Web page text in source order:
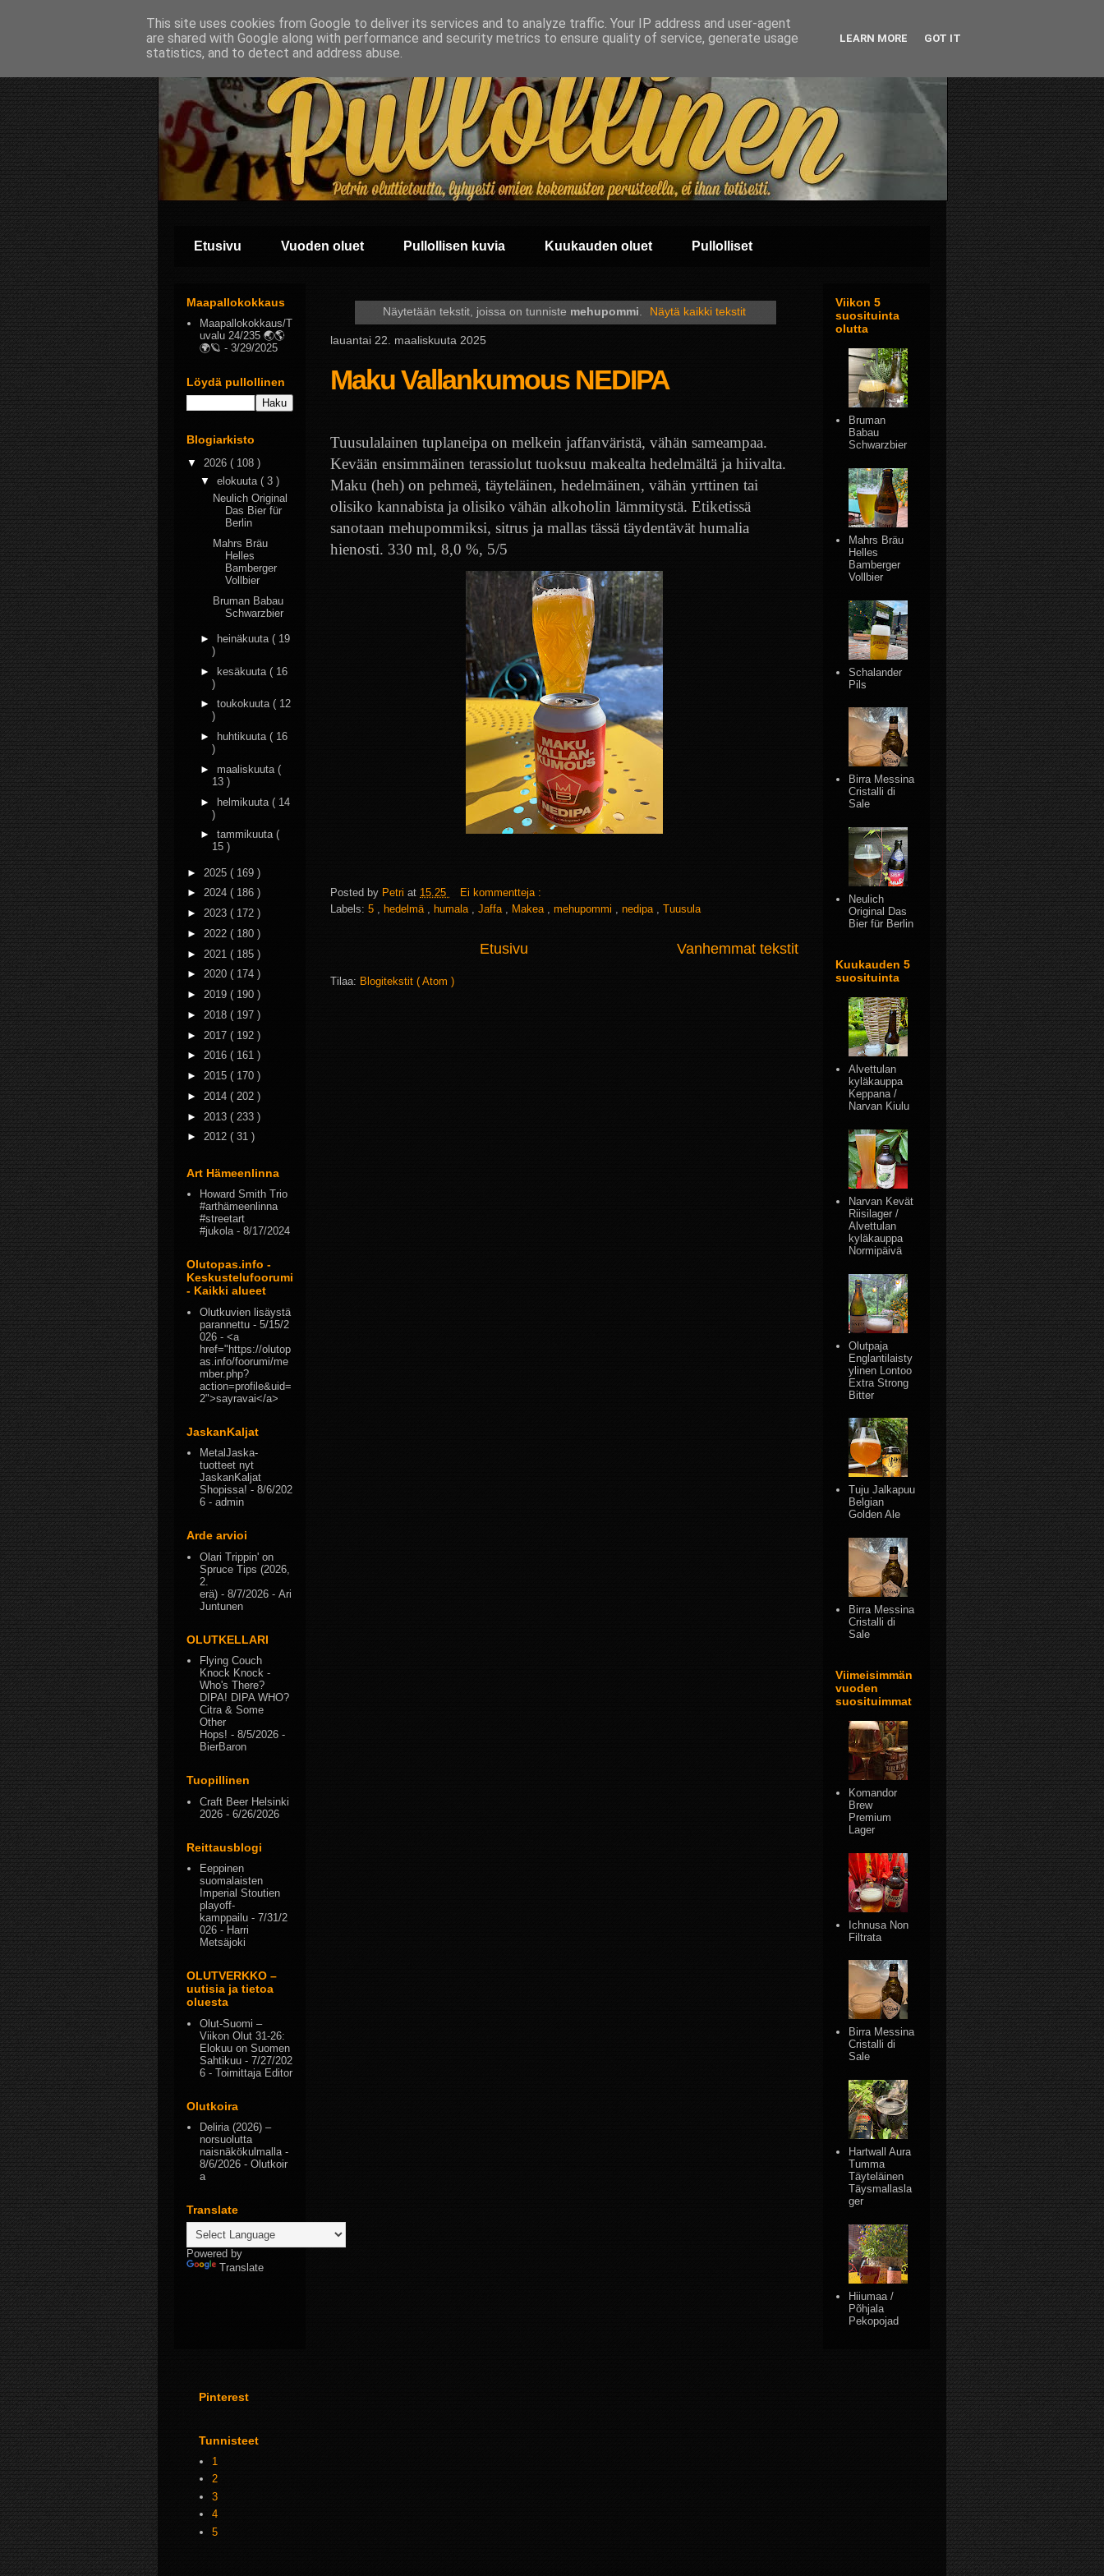
Etusivu Vuoden oluet Pullollisen kuvia Kuukauden oluet Pullolliset
Näytetään tekstit, joissa on tunniste mehupommi. Näytä kaikki tekstit
lauantai 22. maaliskuuta 2025
Maku Vallankumous NEDIPA
Tuusulalainen tuplaneipa on melkein jaffanväristä, vähän sameampaa.
Kevään ensimmäinen terassiolut tuoksuu makealta hedelmältä ja hiivalta.
Maku (heh) on pehmeä, täyteläinen, hedelmäinen, vähän yrttinen tai
olisiko kannabista ja olisiko vähän alkoholin lämmitystä. Etiketissä
sanotaan mehupommiksi, sitrus ja mallas tässä täydentävät humalia
hienosti. 330 ml, 8,0 %, 5/5
Posted by Petri at 15.25
Ei kommentteja :
Labels: 5 hedelmä humala Jaffa Makea mehupommi nedipa Tuusula
Vanhemmat tekstit
Etusivu
Tilaa: Blogitekstit ( Atom )
Maapallokokkaus
Maapallokokkaus/T
uvalu 24/235 🌏🌎
🌍🪐 - 3/29/2025
Löydä pullollinen
Blogiarkisto
▼ 2026 ( 108 )
▼ elokuuta ( 3 )
Neulich Original
Das Bier für
Berlin
Mahrs Bräu
Helles
Bamberger
Vollbier
Bruman Babau
Schwarzbier
► heinäkuuta ( 19
)
► kesäkuuta ( 16
)
► toukokuuta ( 12
)
►
huhtikuuta ( 16
)
► maaliskuuta (
13 )
► helmikuuta ( 14
)
► tammikuuta (
15 )
► 2025 ( 169 )
► 2024 ( 186 )
► 2023 ( 172 )
► 2022 ( 180 )
► 2021 ( 185 )
► 2020 ( 174 )
► 2019 ( 190 )
► 2018 ( 197 )
► 2017 ( 192 )
► 2016 ( 161 )
► 2015 ( 170 )
► 2014 ( 202 )
► 2013 ( 233 )
► 2012 ( 31 )
Art Hämeenlinna
Howard Smith Trio
#arthämeenlinna
#streetart
#jukola- 8/17/2024
Olutopas.info -
Keskustelufoorumi
- Kaikki alueet
Olutkuvien lisäystä
parannettu - 5/15/2
026 - <a
href="https://olutop
as.info/foorumi/me
mber.php?
action=profile&uid=
2">sayravai</a>
JaskanKaljat
MetalJaska-
tuotteet nyt
JaskanKaljat
Shopissa! - 8/6/202
6 - admin
Arde arvioi
Olari Trippin' on
Spruce Tips (2026,
2.
erä) - 8/7/2026 - Ari
Juntunen
OLUTKELLARI
Flying Couch
Knock Knock -
Who's There?
DIPA! DIPA WHO?
Citra & Some
Other
Hops! - 8/5/2026 -
BierBaron
Tuopillinen
Craft Beer Helsinki
2026 - 6/26/2026
Reittausblogi
Eeppinen
suomalaisten
Imperial Stoutien
playoff-
kamppailu - 7/31/2
026 - Harri
Metsäjoki
OLUTVERKKO –
uutisia ja tietoa
oluesta
Olut-Suomi –
Viikon Olut 31-26:
Elokuu on Suomen
Sahtikuu - 7/27/202
6 - Toimittaja Editor
Olutkoira
Deliria (2026) –
norsuolutta
naisnäkökulmalla-
8/6/2026 - Olutkoir
a
Translate
Powered by
Translate
Viikon 5
suosituinta
olutta
Bruman
Babau
Schwarzbier
Mahrs Bräu
Helles
Bamberger
Vollbier
Schalander
Pils
Birra Messina
Cristalli di
Sale
Neulich
Original Das
Bier für Berlin
Kuukauden 5
suosituinta
Alvettulan
kyläkauppa
Keppana /
Narvan Kiulu
Narvan Kevät
Riisilager /
Alvettulan
kyläkauppa
Normipäivä
Olutpaja
Englantilaisty
ylinen Lontoo
Extra Strong
Bitter
Tuju Jalkapuu
Belgian
Golden Ale
Birra Messina
Cristalli di
Sale
Viimeisimmän
vuoden
suosituimmat
Komandor
Brew
Premium
Lager
Ichnusa Non
Filtrata
Birra Messina
Cristalli di
Sale
Hartwall Aura
Tumma
Täyteläinen
Täysmallasla
ger
Hiiumaa /
Põhjala
Pekopojad
Pinterest
Tunnisteet
1
2
3
4
5
This site uses cookies from Google to deliver its services and to analyze traffic. Your IP address and user-agent
are shared with Google along with performance and security metrics to ensure quality of service, generate usage
statistics, and to detect and address abuse.
LEARN MORE GOT IT